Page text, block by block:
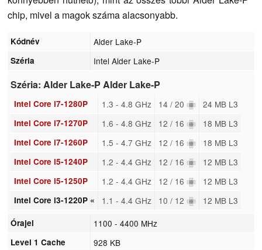
chip, mivel a magok száma alacsonyabb.
Kódnév Alder Lake-P
Széria Intel Alder Lake-P
Széria: Alder Lake-P Alder Lake-P
Intel Core i7-1280P 1.3 - 4.8 GHz 14 / 20 24 MB L3
Intel Core i7-1270P 1.6 - 4.8 GHz 12 / 16 18 MB L3
Intel Core i7-1260P 1.5 - 4.7 GHz 12 / 16 18 MB L3
Intel Core i5-1240P 1.2 - 4.4 GHz 12 / 16 12 MB L3
Intel Core i5-1250P 1.2 - 4.4 GHz 12 / 16 12 MB L3
Intel Core i3-1220P « 1.1 - 4.4 GHz 10 / 12 12 MB L3
Órajel 1100 - 4400 MHz
Level 1 Cache 928 KB